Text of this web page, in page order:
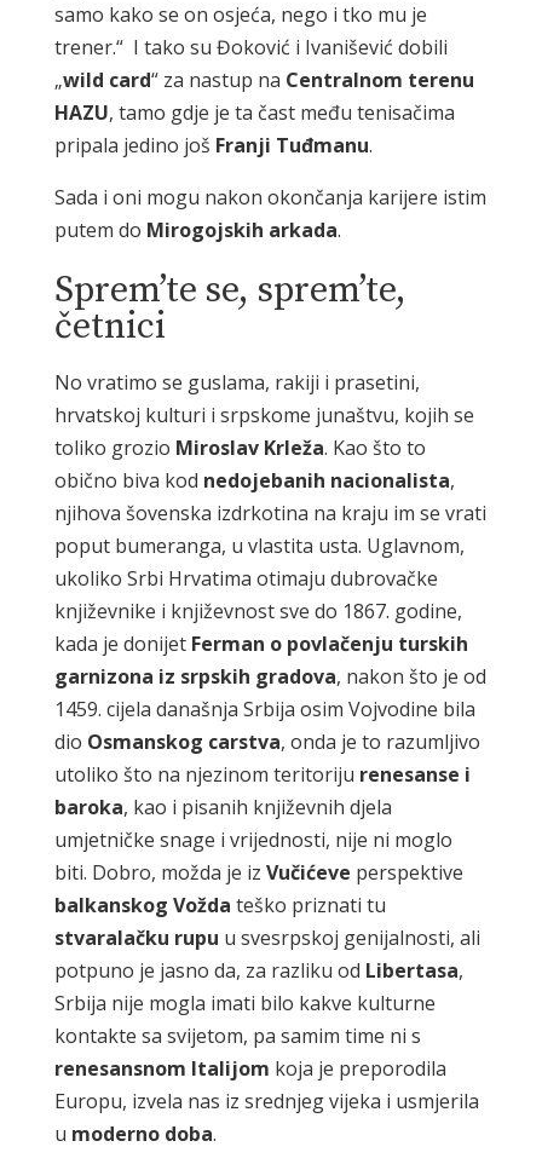
samo kako se on osjeća, nego i tko mu je
trener.“ I tako su Đoković i Ivanišević dobili
„wild card“ za nastup na Centralnom terenu
HAZU, tamo gdje je ta čast među tenisačima
pripala jedino još Franji Tuđmanu.
Sada i oni mogu nakon okončanja karijere istim
putem do Mirogojskih arkada.
Sprem’te se, sprem’te,
četnici
No vratimo se guslama, rakiji i prasetini,
hrvatskoj kulturi i srpskome junaštvu, kojih se
toliko grozio Miroslav Krleža. Kao što to
obično biva kod nedojebanih nacionalista,
njihova šovenska izdrkotina na kraju im se vrati
poput bumeranga, u vlastita usta. Uglavnom,
ukoliko Srbi Hrvatima otimaju dubrovačke
književnike i književnost sve do 1867. godine,
kada je donijet Ferman o povlačenju turskih
garnizona iz srpskih gradova, nakon što je od
1459. cijela današnja Srbija osim Vojvodine bila
dio Osmanskog carstva, onda je to razumljivo
utoliko što na njezinom teritoriju renesanse i
baroka, kao i pisanih književnih djela
umjetničke snage i vrijednosti, nije ni moglo
biti. Dobro, možda je iz Vučićeve perspektive
balkanskog Vožda teško priznati tu
stvaralačku rupu u svesrpskoj genijalnosti, ali
potpuno je jasno da, za razliku od Libertasa,
Srbija nije mogla imati bilo kakve kulturne
kontakte sa svijetom, pa samim time ni s
renesansnom Italijom koja je preporodila
Europu, izvela nas iz srednjeg vijeka i usmjerila
u moderno doba.